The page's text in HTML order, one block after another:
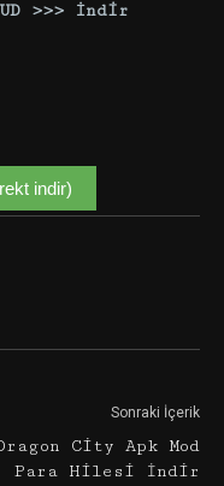
>>> İndir
indir)
Sonraki İçerik
City Apk Mod
Para Hilesi İndir